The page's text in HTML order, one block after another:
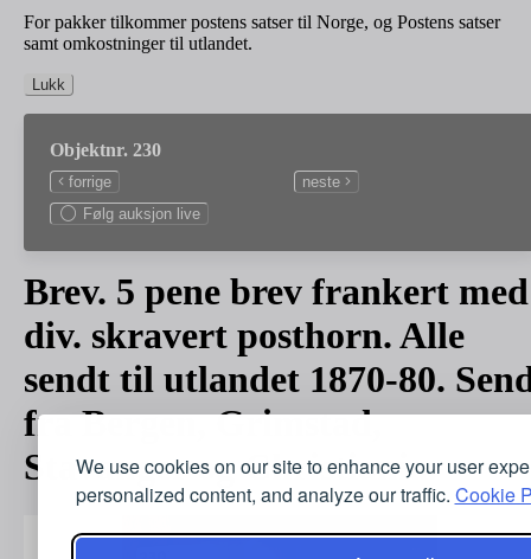
We use cookies on our site to enhance your user
personalized content, and analyze our traffic. Cookie
For pakker tilkommer postens satser til Norge, og Postens satser
samt omkostninger til utlandet.
Lukk
Objektnr. 230
forrige
neste
Følg auksjon live
Brev. 5 pene brev frankert med
div. skravert posthorn. Alle
sendt til utlandet 1870-80.
fra Bergen, Grimstad,
Stavanger og Christiania.